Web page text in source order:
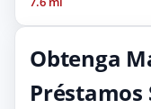
Obtenga
Préstamos